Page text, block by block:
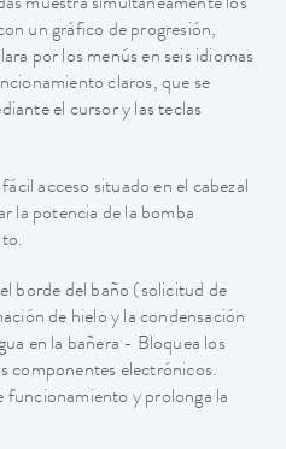
muestra simultáneamente los
un gráfico de progresión,
por los menús en seis idiomas
claros, que se
el cursor y las teclas
acceso situado en el cabezal
la potencia de la bomba
borde del baño (solicitud de
de hielo y la condensación
en la bañera - Bloquea los
componentes electrónicos.
funcionamiento y prolonga la